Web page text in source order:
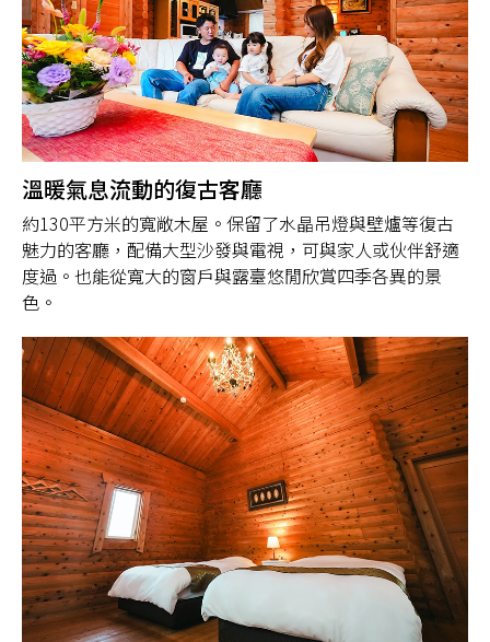
溫暖氣息流動的復古客廳
約130平方米的寬敞木屋。保留了水晶吊燈與壁爐等復古
魅力的客廳，配備大型沙發與電視，可與家人或伙伴舒適
度過。也能從寬大的窗戶與露臺悠閒欣賞四季各異的景
色。